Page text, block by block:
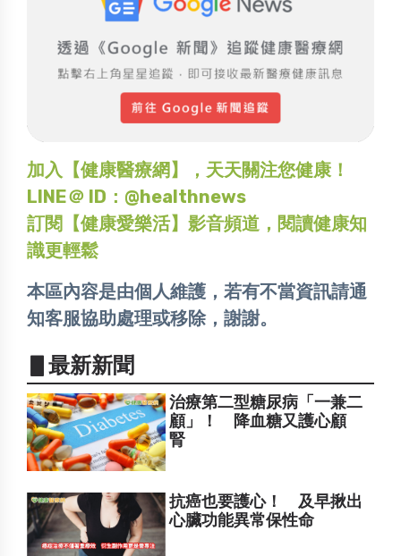
加入【健康醫療網】，天天關注您健康！
LINE＠ ID：@healthnews
訂閱【健康愛樂活】影音頻道，閱讀健康知
識更輕鬆
本區內容是由個人維護，若有不當資訊請通
知客服協助處理或移除，謝謝。
▋最新新聞
治療第二型糖尿病「一兼二
顧」！ 降血糖又護心顧
腎
抗癌也要護心！ 及早揪出
心臟功能異常保性命